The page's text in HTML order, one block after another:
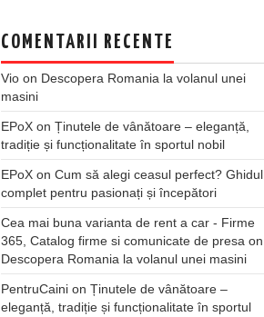
COMENTARII RECENTE
Vio on Descopera Romania la volanul unei
masini
EPoX on Ținutele de vânătoare – eleganță,
tradiție și funcționalitate în sportul nobil
EPoX on Cum să alegi ceasul perfect? Ghidul
complet pentru pasionați și începători
Cea mai buna varianta de rent a car - Firme
365, Catalog firme si comunicate de presa on
Descopera Romania la volanul unei masini
PentruCaini on Ținutele de vânătoare –
eleganță, tradiție și funcționalitate în sportul